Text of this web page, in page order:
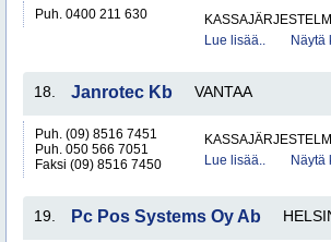
Puh. 0400 211 630
Lue lisää..
Näytä
18. Janrotec Kb VANTAA
Puh. (09) 8516 7451
Puh. 050 566 7051
Faksi (09) 8516 7450
Lue lisää..
Näytä
19. Pc Pos Systems Oy Ab